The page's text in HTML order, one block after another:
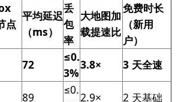
点
平均延迟
（ms）
丢
包
率
大地图加
载提速比
免费时长
（新用
户）
72
≤0.
3%
3.8× 3 天全速
89
≤0.
2.9× 2 天基础